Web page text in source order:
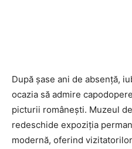
După șase ani de absență,
ocazia să admire
picturii românești. Muzeul
redeschide expoziția
modernă, oferind